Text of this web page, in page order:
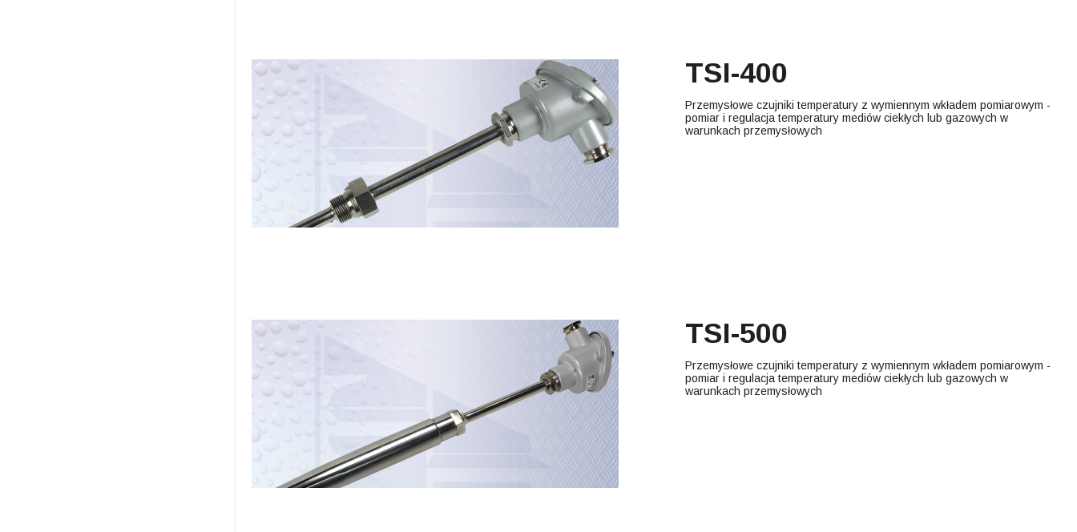
TSI-400
Przemysłowe czujniki temperatury z wymiennym wkładem pomiarowym -
pomiar i regulacja temperatury mediów ciekłych lub gazowych w
warunkach przemysłowych
TSI-500
Przemysłowe czujniki temperatury z wymiennym wkładem pomiarowym -
pomiar i regulacja temperatury mediów ciekłych lub gazowych w
warunkach przemysłowych